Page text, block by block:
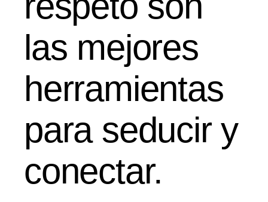
las mejores
herramientas
para seducir y
conectar.